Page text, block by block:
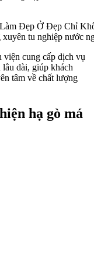
tu nghiệp nước
viện cung cấp dịch vụ
lâu dài, giúp khách
tâm về chất lượng
hạ gò má